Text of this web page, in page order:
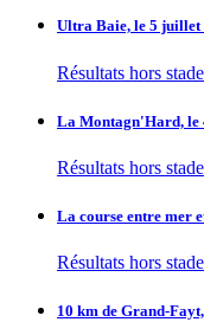
Ultra Baie, le 5 juillet
Résultats hors stade
La Montagn'Hard, le
Résultats hors stade
La course entre mer
Résultats hors stade
10 km de Grand-